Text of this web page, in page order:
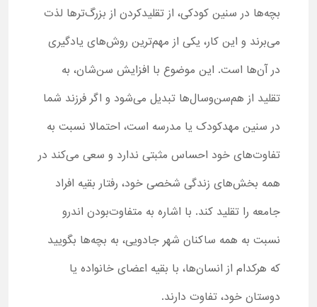
بچه‌ها در سنین کودکی، از تقلیدکردن از بزرگ‌ترها لذت
می‌برند و این کار، یکی از مهم‌ترین روش‌های یادگیری
در آن‌ها است. این موضوع با افزایش سن‌شان، به
تقلید از هم‌سن‌وسال‌ها تبدیل می‌شود و اگر فرزند شما
در سنین مهدکودک یا مدرسه است، احتمالا نسبت به
تفاوت‌های خود احساس مثبتی ندارد و سعی می‌کند در
همه بخش‌های زندگی شخصی خود، رفتار بقیه افراد
جامعه را تقلید کند. با اشاره به متفاوت‌بودن اندرو
نسبت به همه ساکنان شهر جادویی، به بچه‌ها بگویید
که هرکدام از انسان‌ها، با بقیه اعضای خانواده یا
دوستان خود، تفاوت دارند.